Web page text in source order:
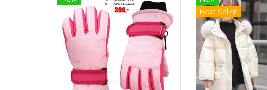
Best Seller